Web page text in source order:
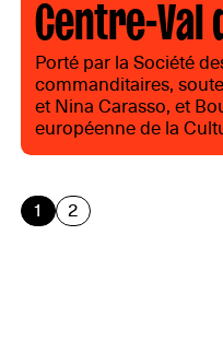
Centre-Val
Porté par la Société
commanditaires,
et Nina Carasso, et
européenne de la
1 2